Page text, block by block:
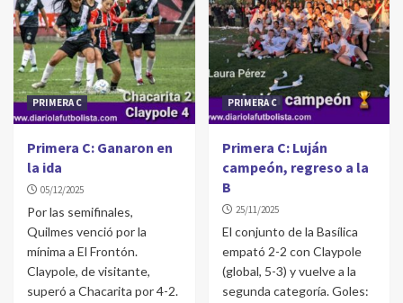
PRIMERA C
Primera C: Ganaron en
la ida
05/12/2025
Por las semifinales,
Quilmes venció por la
mínima a El Frontón.
Claypole, de visitante,
superó a Chacarita por 4-2.
PRIMERA C
Primera C: Luján
campeón, regreso a la
B
25/11/2025
El conjunto de la Basílica
empató 2-2 con Claypole
(global, 5-3) y vuelve a la
segunda categoría. Goles: